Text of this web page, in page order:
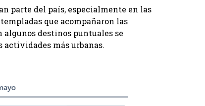
parte del país, especialmente en las
que acompañaron las
destinos puntuales se
actividades más urbanas.